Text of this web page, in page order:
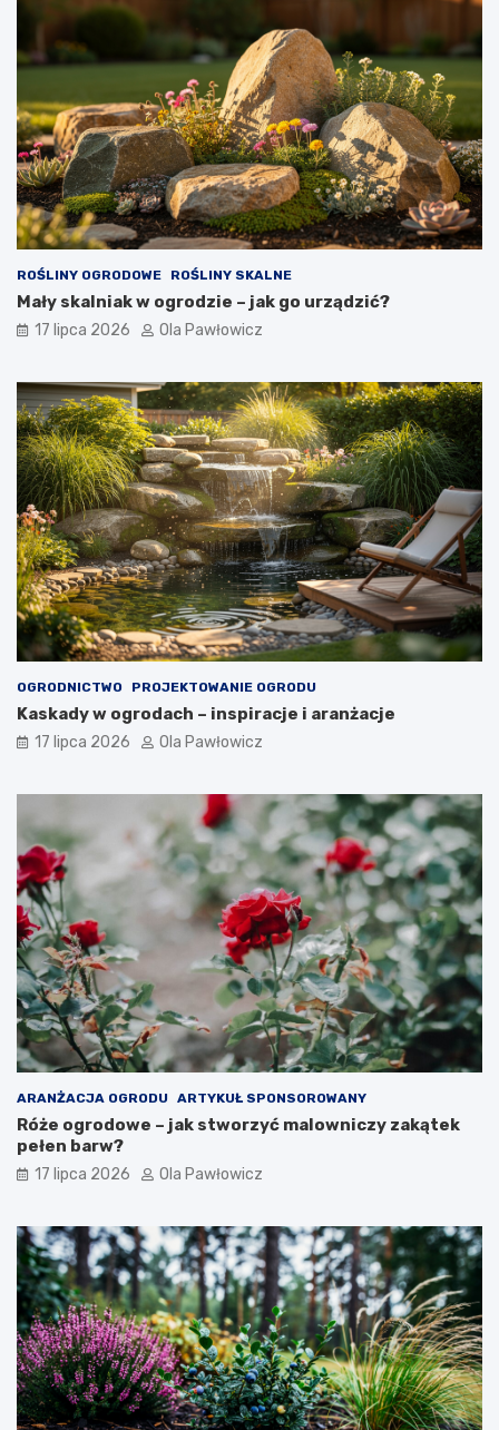
ROŚLINY OGRODOWE ROŚLINY SKALNE
Mały skalniak w ogrodzie – jak go urządzić?
17 lipca 2026 Ola Pawłowicz
OGRODNICTWO PROJEKTOWANIE OGRODU
Kaskady w ogrodach – inspiracje i aranżacje
17 lipca 2026 Ola Pawłowicz
ARANŻACJA OGRODU ARTYKUŁ SPONSOROWANY
Róże ogrodowe – jak stworzyć malowniczy zakątek
pełen barw?
17 lipca 2026 Ola Pawłowicz